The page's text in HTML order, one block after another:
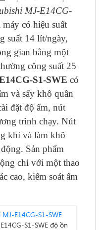
MJ-E14CG-
máy có hiệu suất
suất 14 lít/ngày,
gian bằng một
công suất 25
S1-SWE có
và sấy khô quần
đặt độ ẩm, nút
trình chạy. Nút
khí và làm khô
Sản phẩm
chỉ với một thao
cao, kiểm soát ẩm
S1-SWE độ ồn